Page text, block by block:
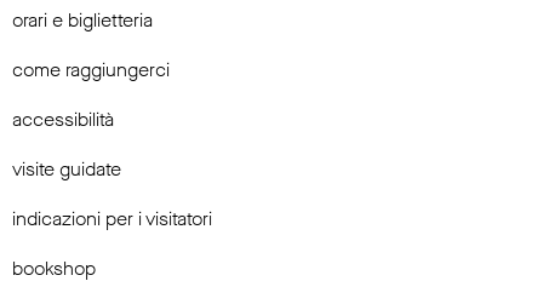
orari e biglietteria
come raggiungerci
accessibilità
visite guidate
indicazioni per i visitatori
bookshop